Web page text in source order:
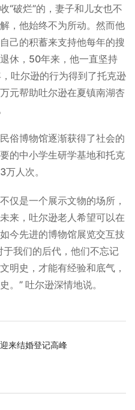
“破烂”的，妻子和儿女也不
，他始终不为所动。然而他
己的积蓄来支持他每年的搜
休，50年来，他一直坚持
吐尔逊的行为得到了托克逊
元帮助吐尔逊在夏镇南湖杏
俗博物馆逐渐获得了社会的
的中小学生研学基地和托克
人次。
仅是一个展示文物的场所，
来，吐尔逊老人希望可以在
今先进的博物馆展览交互技
我们的后代，他们不忘记
明史，才能有经验和底气，
。” 吐尔逊深情地说。
来结婚登记高峰